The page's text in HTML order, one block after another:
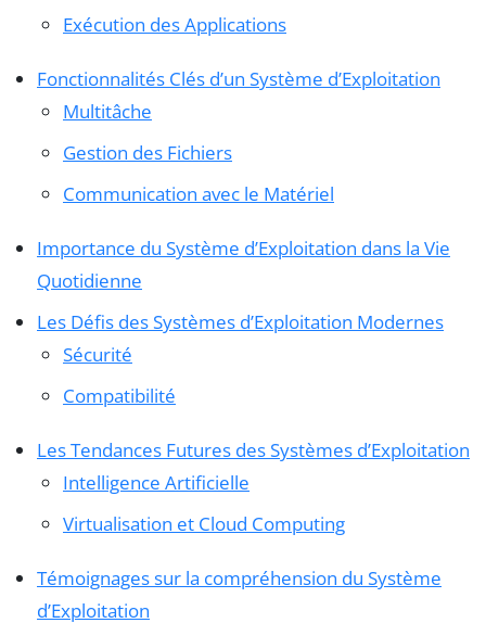
Exécution des Applications
Fonctionnalités Clés d’un Système d’Exploitation
Multitâche
Gestion des Fichiers
Communication avec le Matériel
Importance du Système d’Exploitation dans la Vie
Quotidienne
Les Défis des Systèmes d’Exploitation Modernes
Sécurité
Compatibilité
Les Tendances Futures des Systèmes d’Exploitation
Intelligence Artificielle
Virtualisation et Cloud Computing
Témoignages sur la compréhension du Système
d’Exploitation